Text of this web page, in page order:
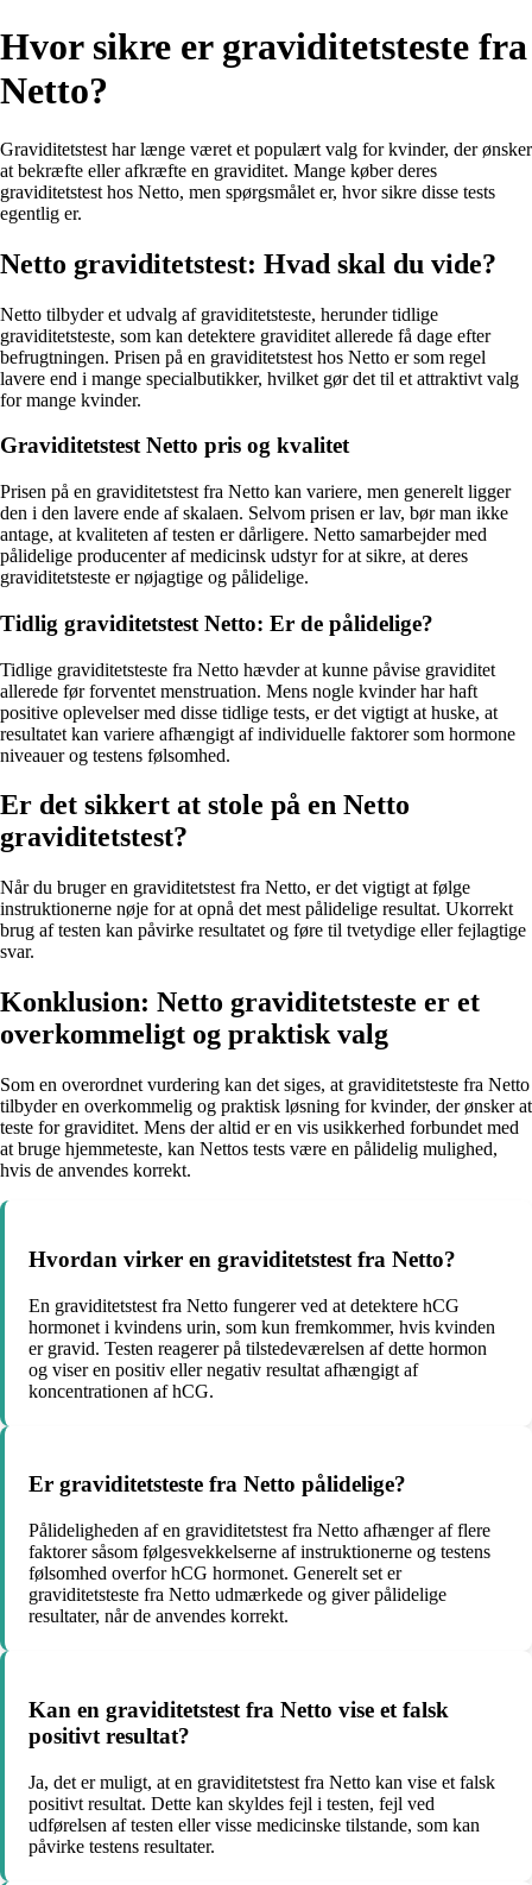
Hvor sikre er graviditetsteste fra
Netto?
Graviditetstest har længe været et populært valg for kvinder, der ønsker
at bekræfte eller afkræfte en graviditet. Mange køber deres
graviditetstest hos Netto, men spørgsmålet er, hvor sikre disse tests
egentlig er.
Netto graviditetstest: Hvad skal du vide?
Netto tilbyder et udvalg af graviditetsteste, herunder tidlige
graviditetsteste, som kan detektere graviditet allerede få dage efter
befrugtningen. Prisen på en graviditetstest hos Netto er som regel
lavere end i mange specialbutikker, hvilket gør det til et attraktivt valg
for mange kvinder.
Graviditetstest Netto pris og kvalitet
Prisen på en graviditetstest fra Netto kan variere, men generelt ligger
den i den lavere ende af skalaen. Selvom prisen er lav, bør man ikke
antage, at kvaliteten af testen er dårligere. Netto samarbejder med
pålidelige producenter af medicinsk udstyr for at sikre, at deres
graviditetsteste er nøjagtige og pålidelige.
Tidlig graviditetstest Netto: Er de pålidelige?
Tidlige graviditetsteste fra Netto hævder at kunne påvise graviditet
allerede før forventet menstruation. Mens nogle kvinder har haft
positive oplevelser med disse tidlige tests, er det vigtigt at huske, at
resultatet kan variere afhængigt af individuelle faktorer som hormone
niveauer og testens følsomhed.
Er det sikkert at stole på en Netto
graviditetstest?
Når du bruger en graviditetstest fra Netto, er det vigtigt at følge
instruktionerne nøje for at opnå det mest pålidelige resultat. Ukorrekt
brug af testen kan påvirke resultatet og føre til tvetydige eller fejlagtige
svar.
Konklusion: Netto graviditetsteste er et
overkommeligt og praktisk valg
Som en overordnet vurdering kan det siges, at graviditetsteste fra Netto
tilbyder en overkommelig og praktisk løsning for kvinder, der ønsker at
teste for graviditet. Mens der altid er en vis usikkerhed forbundet med
at bruge hjemmeteste, kan Nettos tests være en pålidelig mulighed,
hvis de anvendes korrekt.
Hvordan virker en graviditetstest fra Netto?
En graviditetstest fra Netto fungerer ved at detektere hCG
hormonet i kvindens urin, som kun fremkommer, hvis kvinden
er gravid. Testen reagerer på tilstedeværelsen af dette hormon
og viser en positiv eller negativ resultat afhængigt af
koncentrationen af hCG.
Er graviditetsteste fra Netto pålidelige?
Pålideligheden af en graviditetstest fra Netto afhænger af flere
faktorer såsom følgesvekkelserne af instruktionerne og testens
følsomhed overfor hCG hormonet. Generelt set er
graviditetsteste fra Netto udmærkede og giver pålidelige
resultater, når de anvendes korrekt.
Kan en graviditetstest fra Netto vise et falsk
positivt resultat?
Ja, det er muligt, at en graviditetstest fra Netto kan vise et falsk
positivt resultat. Dette kan skyldes fejl i testen, fejl ved
udførelsen af testen eller visse medicinske tilstande, som kan
påvirke testens resultater.